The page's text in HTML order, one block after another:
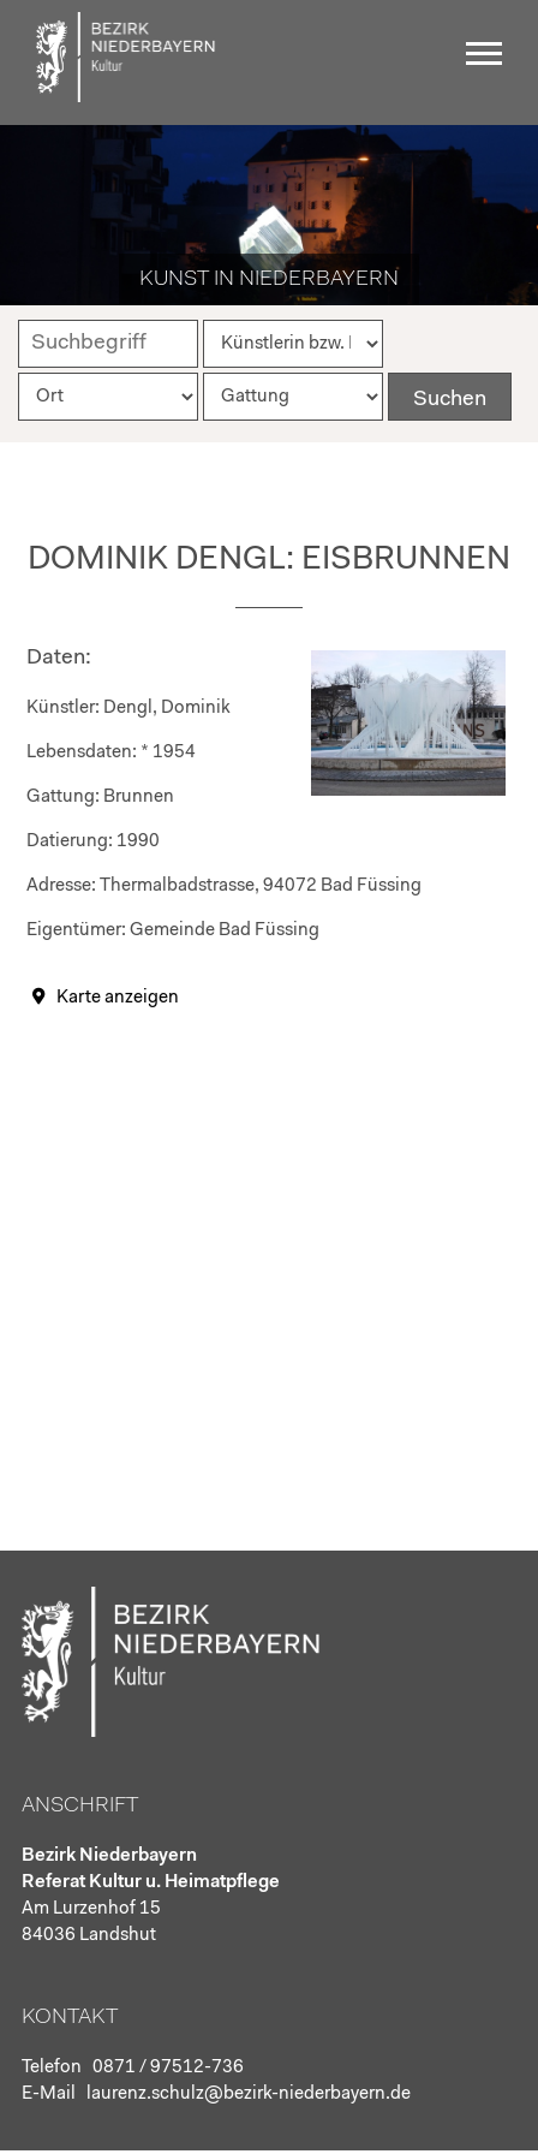
KUNST IN NIEDERBAYERN
DOMINIK DENGL: EISBRUNNEN
Daten:
Künstler: Dengl, Dominik
Lebensdaten: * 1954
Gattung: Brunnen
Datierung: 1990
Adresse: Thermalbadstrasse, 94072 Bad Füssing
Eigentümer: Gemeinde Bad Füssing
Karte anzeigen
ANSCHRIFT
Bezirk Niederbayern
Referat Kultur u. Heimatpflege
Am Lurzenhof 15
84036 Landshut
KONTAKT
Telefon 0871 / 97512-736
E-Mail
laurenz.schulz@bezirk-niederbayern.de